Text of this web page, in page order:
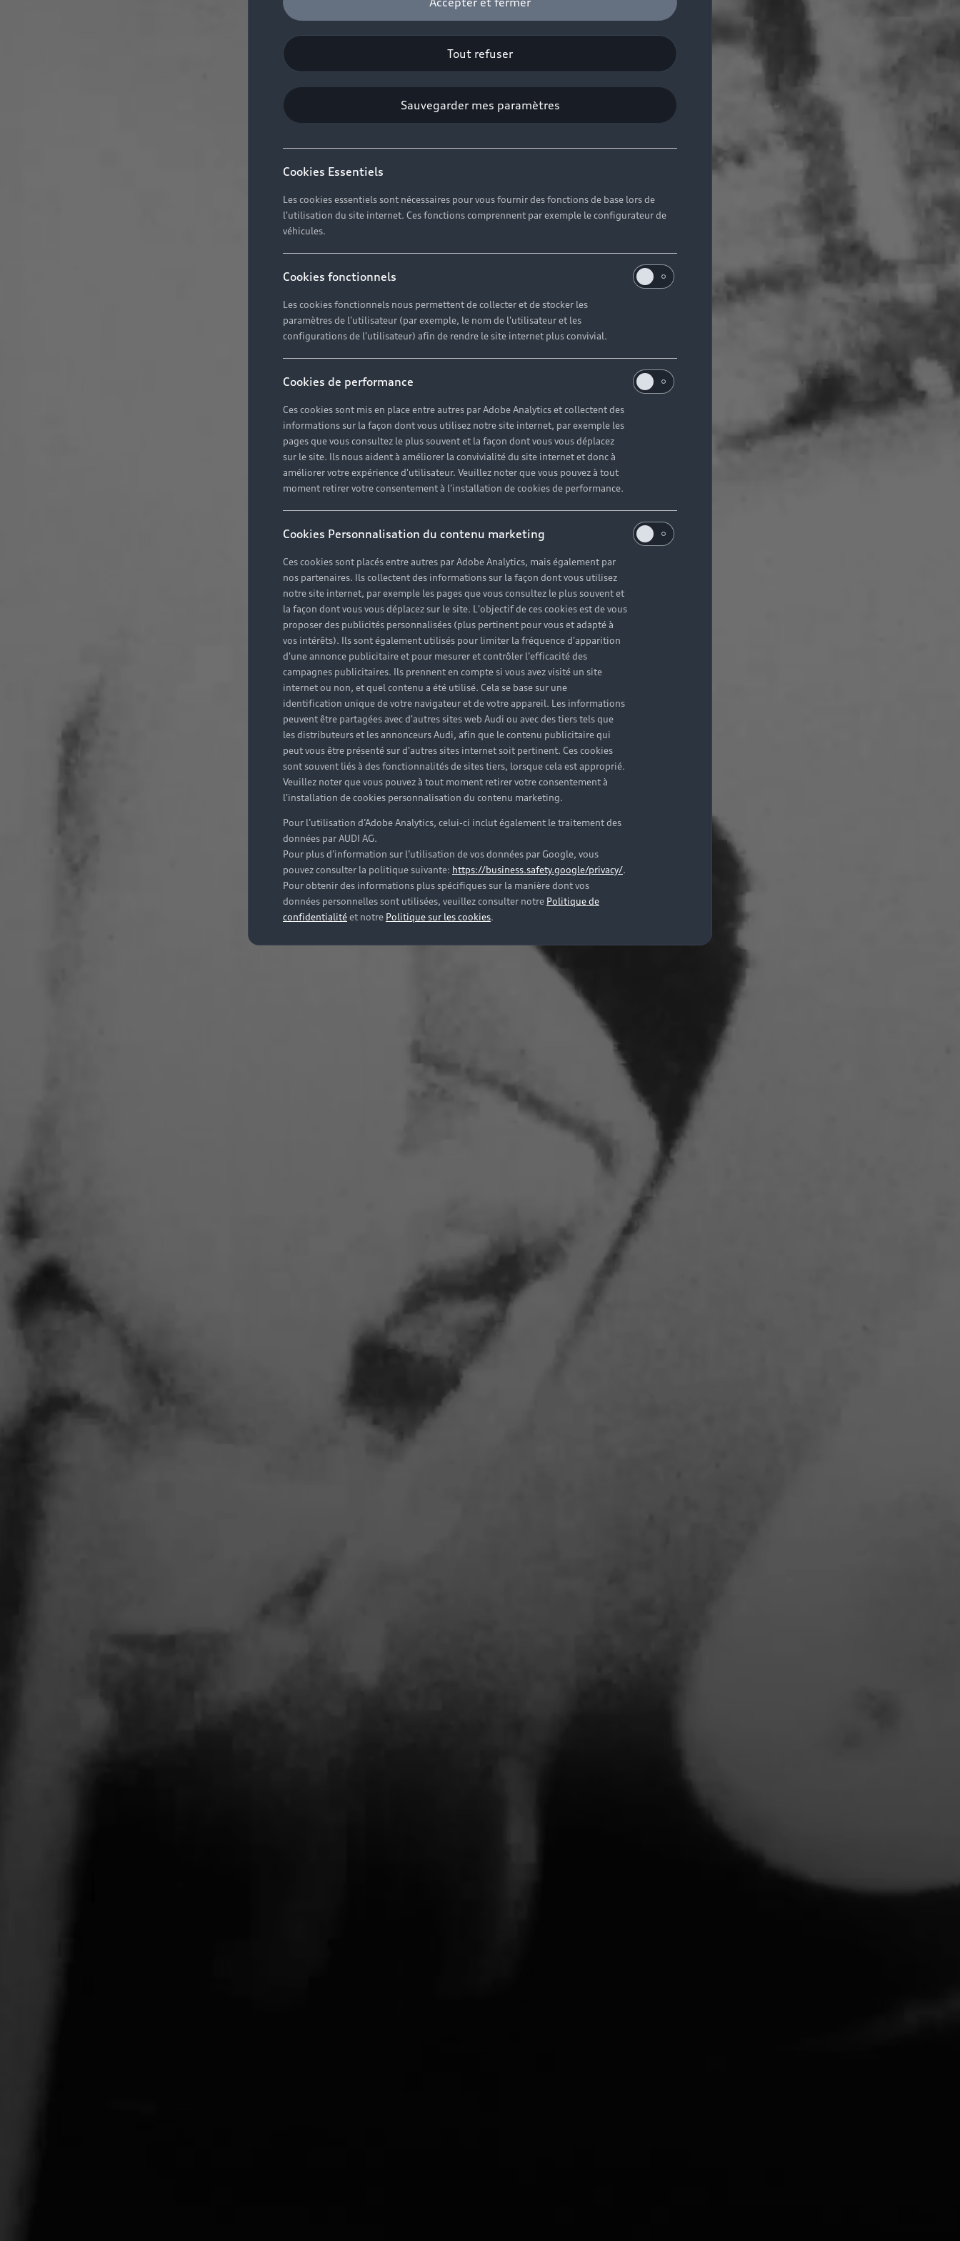
Tout refuser
Sauvegarder mes paramètres
Cookies Essentiels
Les cookies essentiels sont nécessaires pour vous fournir des fonctions de base lors de
l'utilisation du site internet. Ces fonctions comprennent par exemple le configurateur de
véhicules.
Cookies fonctionnels
Les cookies fonctionnels nous permettent de collecter et de stocker les
paramètres de l'utilisateur (par exemple, le nom de l'utilisateur et les
configurations de l'utilisateur) afin de rendre le site internet plus convivial.
Cookies de performance
Ces cookies sont mis en place entre autres par Adobe Analytics et collectent des
informations sur la façon dont vous utilisez notre site internet, par exemple les
pages que vous consultez le plus souvent et la façon dont vous vous déplacez
sur le site. Ils nous aident à améliorer la convivialité du site internet et donc à
améliorer votre expérience d'utilisateur. Veuillez noter que vous pouvez à tout
moment retirer votre consentement à l'installation de cookies de performance.
Cookies Personnalisation du contenu marketing
Ces cookies sont placés entre autres par Adobe Analytics, mais également par
nos partenaires. Ils collectent des informations sur la façon dont vous utilisez
notre site internet, par exemple les pages que vous consultez le plus souvent et
la façon dont vous vous déplacez sur le site. L'objectif de ces cookies est de vous
proposer des publicités personnalisées (plus pertinent pour vous et adapté à
vos intérêts). Ils sont également utilisés pour limiter la fréquence d'apparition
d'une annonce publicitaire et pour mesurer et contrôler l'efficacité des
campagnes publicitaires. Ils prennent en compte si vous avez visité un site
internet ou non, et quel contenu a été utilisé. Cela se base sur une
identification unique de votre navigateur et de votre appareil. Les informations
peuvent être partagées avec d'autres sites web Audi ou avec des tiers tels que
les distributeurs et les annonceurs Audi, afin que le contenu publicitaire qui
peut vous être présenté sur d'autres sites internet soit pertinent. Ces cookies
sont souvent liés à des fonctionnalités de sites tiers, lorsque cela est approprié.
Veuillez noter que vous pouvez à tout moment retirer votre consentement à
l'installation de cookies personnalisation du contenu marketing.
Pour l’utilisation d’Adobe Analytics, celui-ci inclut également le traitement des
données par AUDI AG.
Pour plus d’information sur l’utilisation de vos données par Google, vous
pouvez consulter la politique suivante: https://business.safety.google/privacy/.
Pour obtenir des informations plus spécifiques sur la manière dont vos
données personnelles sont utilisées, veuillez consulter notre Politique de
confidentialitéet notre Politique sur les cookies.